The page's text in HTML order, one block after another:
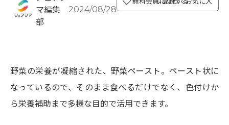
マ編集
部
2024/08/28
野菜の栄養が凝縮された、野菜ペースト。ペースト状に
なっているので、そのまま食べるだけでなく、色付けか
ら栄養補助まで多様な目的で活用できます。